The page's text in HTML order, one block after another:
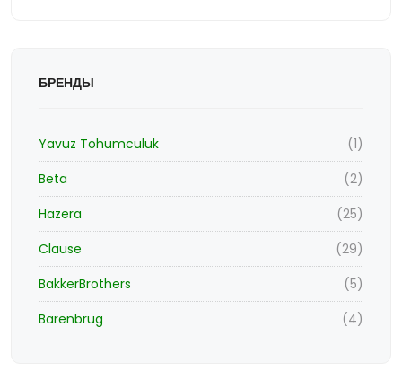
БРЕНДЫ
Yavuz Tohumculuk
(1)
Beta
(2)
Hazera
(25)
Clause
(29)
BakkerBrothers
(5)
Barenbrug
(4)